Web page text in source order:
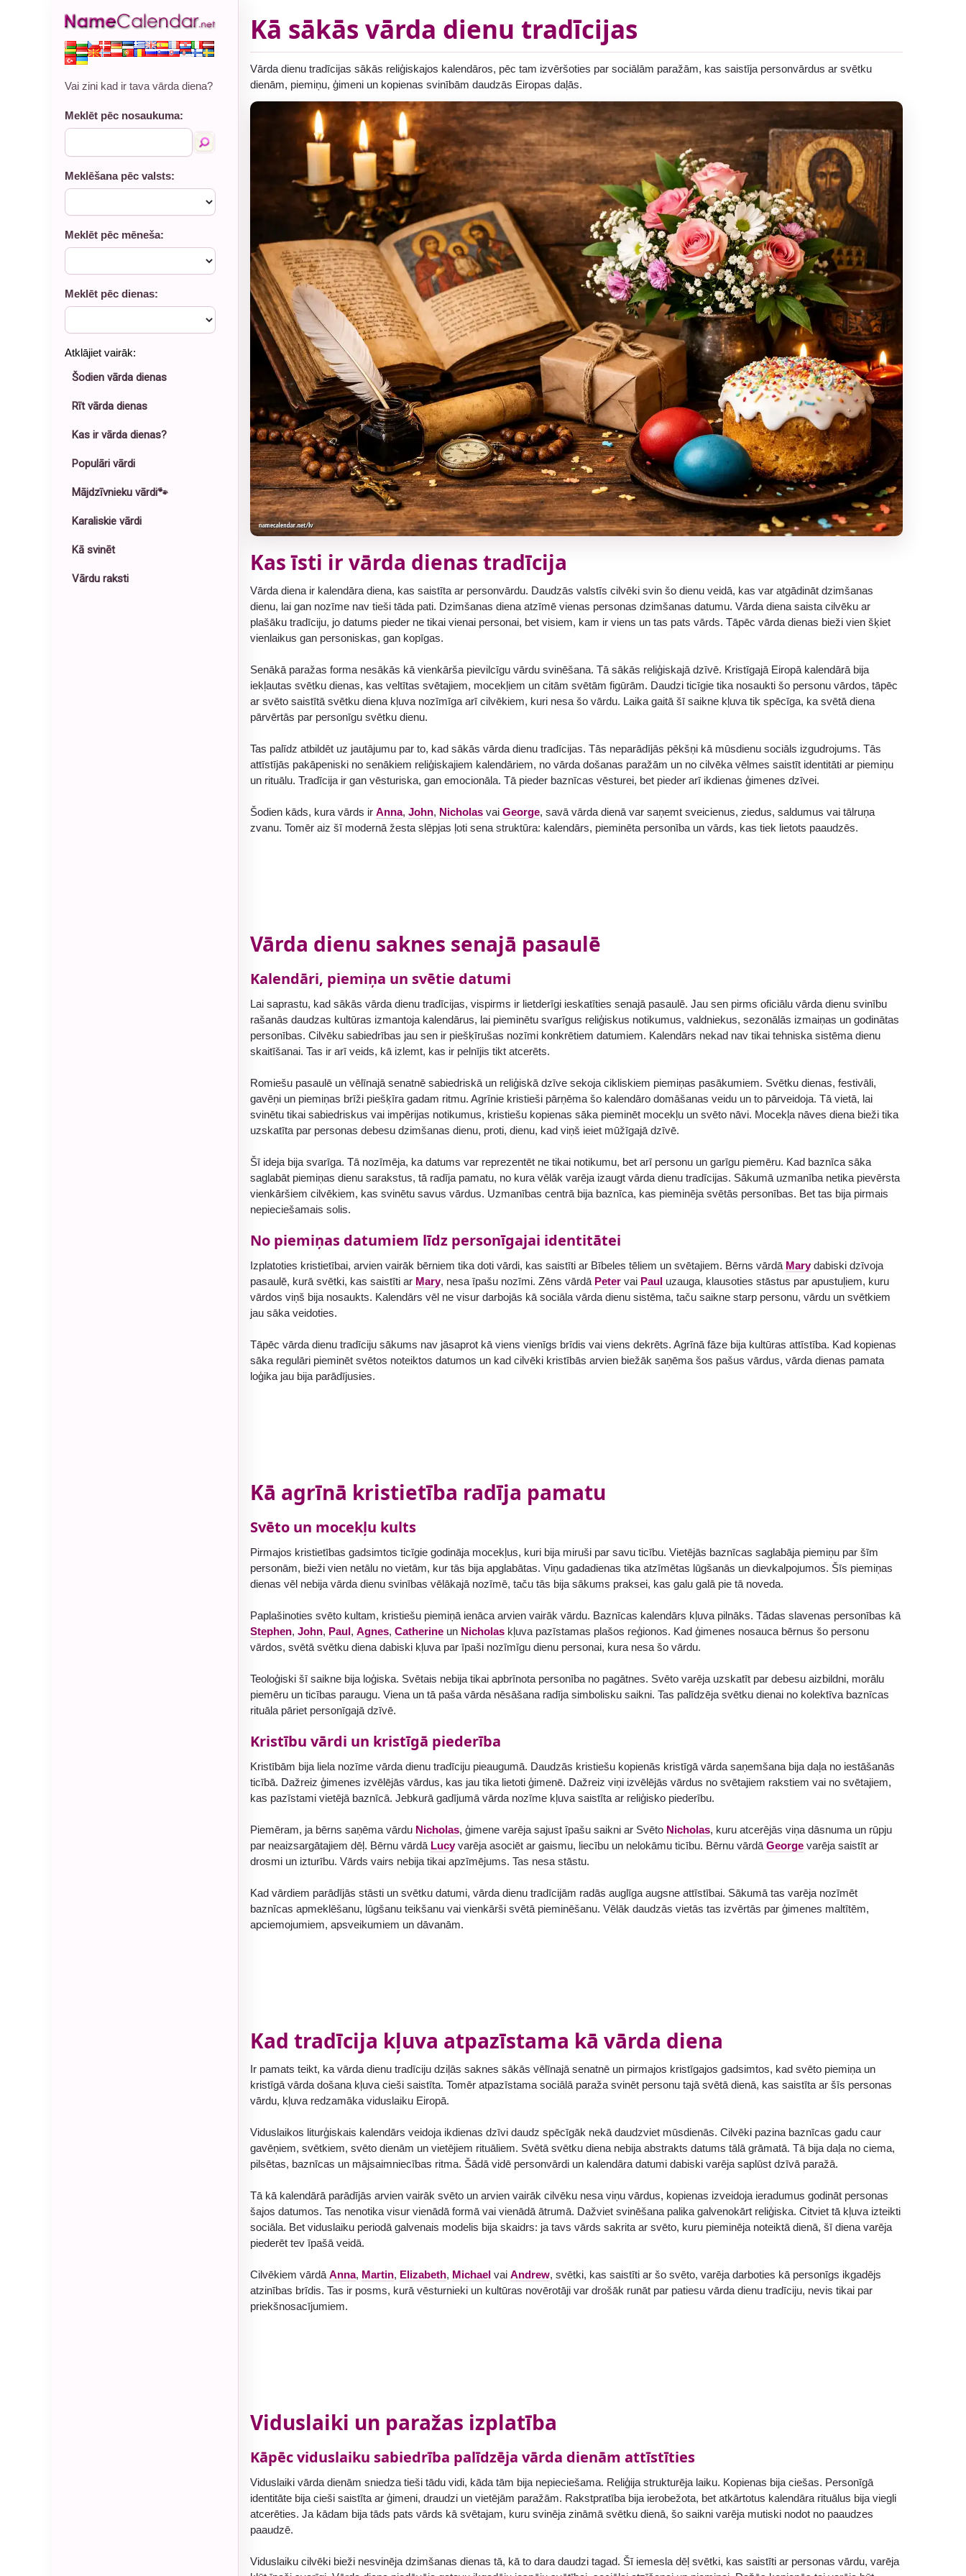
Vai zini kad ir tava vārda diena?
Meklēt pēc nosaukuma:
Meklēšana pēc valsts:
Meklēt pēc mēneša:
Meklēt pēc dienas:
Atklājiet vairāk:
Šodien vārda dienas
Rīt vārda dienas
Kas ir vārda dienas?
Populāri vārdi
Mājdzīvnieku vārdi🐾
Karaliskie vārdi
Kā svinēt
Vārdu raksti
Kā sākās vārda dienu tradīcijas
Vārda dienu tradīcijas sākās reliģiskajos kalendāros, pēc tam izvēršoties par sociālām paražām, kas saistīja personvārdus ar svētku
dienām, piemiņu, ģimeni un kopienas svinībām daudzās Eiropas daļās.
Kas īsti ir vārda dienas tradīcija
Vārda diena ir kalendāra diena, kas saistīta ar personvārdu. Daudzās valstīs cilvēki svin šo dienu veidā, kas var atgādināt dzimšanas
dienu, lai gan nozīme nav tieši tāda pati. Dzimšanas diena atzīmē vienas personas dzimšanas datumu. Vārda diena saista cilvēku ar
plašāku tradīciju, jo datums pieder ne tikai vienai personai, bet visiem, kam ir viens un tas pats vārds. Tāpēc vārda dienas bieži vien šķiet
vienlaikus gan personiskas, gan kopīgas.
Senākā paražas forma nesākās kā vienkārša pievilcīgu vārdu svinēšana. Tā sākās reliģiskajā dzīvē. Kristīgajā Eiropā kalendārā bija
iekļautas svētku dienas, kas veltītas svētajiem, mocekļiem un citām svētām figūrām. Daudzi ticīgie tika nosaukti šo personu vārdos, tāpēc
ar svēto saistītā svētku diena kļuva nozīmīga arī cilvēkiem, kuri nesa šo vārdu. Laika gaitā šī saikne kļuva tik spēcīga, ka svētā diena
pārvērtās par personīgu svētku dienu.
Tas palīdz atbildēt uz jautājumu par to, kad sākās vārda dienu tradīcijas. Tās neparādījās pēkšņi kā mūsdienu sociāls izgudrojums. Tās
attīstījās pakāpeniski no senākiem reliģiskajiem kalendāriem, no vārda došanas paražām un no cilvēka vēlmes saistīt identitāti ar piemiņu
un rituālu. Tradīcija ir gan vēsturiska, gan emocionāla. Tā pieder baznīcas vēsturei, bet pieder arī ikdienas ģimenes dzīvei.
Šodien kāds, kura vārds ir Anna, John, Nicholas vai George, savā vārda dienā var saņemt sveicienus, ziedus, saldumus vai tālruņa
zvanu. Tomēr aiz šī modernā žesta slēpjas ļoti sena struktūra: kalendārs, pieminēta personība un vārds, kas tiek lietots paaudzēs.
Vārda dienu saknes senajā pasaulē
Kalendāri, piemiņa un svētie datumi
Lai saprastu, kad sākās vārda dienu tradīcijas, vispirms ir lietderīgi ieskatīties senajā pasaulē. Jau sen pirms oficiālu vārda dienu svinību
rašanās daudzas kultūras izmantoja kalendārus, lai pieminētu svarīgus reliģiskus notikumus, valdniekus, sezonālās izmaiņas un godinātas
personības. Cilvēku sabiedrības jau sen ir piešķīrušas nozīmi konkrētiem datumiem. Kalendārs nekad nav tikai tehniska sistēma dienu
skaitīšanai. Tas ir arī veids, kā izlemt, kas ir pelnījis tikt atcerēts.
Romiešu pasaulē un vēlīnajā senatnē sabiedriskā un reliģiskā dzīve sekoja cikliskiem piemiņas pasākumiem. Svētku dienas, festivāli,
gavēņi un piemiņas brīži piešķīra gadam ritmu. Agrīnie kristieši pārņēma šo kalendāro domāšanas veidu un to pārveidoja. Tā vietā, lai
svinētu tikai sabiedriskus vai impērijas notikumus, kristiešu kopienas sāka pieminēt mocekļu un svēto nāvi. Mocekļa nāves diena bieži tika
uzskatīta par personas debesu dzimšanas dienu, proti, dienu, kad viņš ieiet mūžīgajā dzīvē.
Šī ideja bija svarīga. Tā nozīmēja, ka datums var reprezentēt ne tikai notikumu, bet arī personu un garīgu piemēru. Kad baznīca sāka
saglabāt piemiņas dienu sarakstus, tā radīja pamatu, no kura vēlāk varēja izaugt vārda dienu tradīcijas. Sākumā uzmanība netika pievērsta
vienkāršiem cilvēkiem, kas svinētu savus vārdus. Uzmanības centrā bija baznīca, kas pieminēja svētās personības. Bet tas bija pirmais
nepieciešamais solis.
No piemiņas datumiem līdz personīgajai identitātei
Izplatoties kristietībai, arvien vairāk bērniem tika doti vārdi, kas saistīti ar Bībeles tēliem un svētajiem. Bērns vārdā Marydabiski dzīvoja
pasaulē, kurā svētki, kas saistīti ar Mary, nesa īpašu nozīmi. Zēns vārdā Peter vai Paul uzauga, klausoties stāstus par apustuļiem, kuru
vārdos viņš bija nosaukts. Kalendārs vēl ne visur darbojās kā sociāla vārda dienu sistēma, taču saikne starp personu, vārdu un svētkiem
jau sāka veidoties.
Tāpēc vārda dienu tradīciju sākums nav jāsaprot kā viens vienīgs brīdis vai viens dekrēts. Agrīnā fāze bija kultūras attīstība. Kad kopienas
sāka regulāri pieminēt svētos noteiktos datumos un kad cilvēki kristībās arvien biežāk saņēma šos pašus vārdus, vārda dienas pamata
loģika jau bija parādījusies.
Kā agrīnā kristietība radīja pamatu
Svēto un mocekļu kults
Pirmajos kristietības gadsimtos ticīgie godināja mocekļus, kuri bija miruši par savu ticību. Vietējās baznīcas saglabāja piemiņu par šīm
personām, bieži vien netālu no vietām, kur tās bija apglabātas. Viņu gadadienas tika atzīmētas lūgšanās un dievkalpojumos. Šīs piemiņas
dienas vēl nebija vārda dienu svinības vēlākajā nozīmē, taču tās bija sākums praksei, kas galu galā pie tā noveda.
Paplašinoties svēto kultam, kristiešu piemiņā ienāca arvien vairāk vārdu. Baznīcas kalendārs kļuva pilnāks. Tādas slavenas personības kā
Stephen, John, Paul , Agnes, Catherine un Nicholas kļuva pazīstamas plašos reģionos. Kad ģimenes nosauca bērnus šo personu
vārdos, svētā svētku diena dabiski kļuva par īpaši nozīmīgu dienu personai, kura nesa šo vārdu.
Teoloģiski šī saikne bija loģiska. Svētais nebija tikai apbrīnota personība no pagātnes. Svēto varēja uzskatīt par debesu aizbildni, morālu
piemēru un ticības paraugu. Viena un tā paša vārda nēsāšana radīja simbolisku saikni. Tas palīdzēja svētku dienai no kolektīva baznīcas
rituāla pāriet personīgajā dzīvē.
Kristību vārdi un kristīgā piederība
Kristībām bija liela nozīme vārda dienu tradīciju pieaugumā. Daudzās kristiešu kopienās kristīgā vārda saņemšana bija daļa no iestāšanās
ticībā. Dažreiz ģimenes izvēlējās vārdus, kas jau tika lietoti ģimenē. Dažreiz viņi izvēlējās vārdus no svētajiem rakstiem vai no svētajiem,
kas pazīstami vietējā baznīcā. Jebkurā gadījumā vārda nozīme kļuva saistīta ar reliģisko piederību.
Piemēram, ja bērns saņēma vārdu Nicholas, ģimene varēja sajust īpašu saikni ar Svēto Nicholas, kuru atcerējās viņa dāsnuma un rūpju
par neaizsargātajiem dēļ. Bērnu vārdā Lucyvarēja asociēt ar gaismu, liecību un nelokāmu ticību. Bērnu vārdāGeorge varēja saistīt ar
drosmi un izturību. Vārds vairs nebija tikai apzīmējums. Tas nesa stāstu.
Kad vārdiem parādījās stāsti un svētku datumi, vārda dienu tradīcijām radās auglīga augsne attīstībai. Sākumā tas varēja nozīmēt
baznīcas apmeklēšanu, lūgšanu teikšanu vai vienkārši svētā pieminēšanu. Vēlāk daudzās vietās tas izvērtās par ģimenes maltītēm,
apciemojumiem, apsveikumiem un dāvanām.
Kad tradīcija kļuva atpazīstama kā vārda diena
Ir pamats teikt, ka vārda dienu tradīciju dziļās saknes sākās vēlīnajā senatnē un pirmajos kristīgajos gadsimtos, kad svēto piemiņa un
kristīgā vārda došana kļuva cieši saistīta. Tomēr atpazīstama sociālā paraža svinēt personu tajā svētā dienā, kas saistīta ar šīs personas
vārdu, kļuva redzamāka viduslaiku Eiropā.
Viduslaikos liturģiskais kalendārs veidoja ikdienas dzīvi daudz spēcīgāk nekā daudzviet mūsdienās. Cilvēki pazina baznīcas gadu caur
gavēņiem, svētkiem, svēto dienām un vietējiem rituāliem. Svētā svētku diena nebija abstrakts datums tālā grāmatā. Tā bija daļa no ciema,
pilsētas, baznīcas un mājsaimniecības ritma. Šādā vidē personvārdi un kalendāra datumi dabiski varēja saplūst dzīvā paražā.
Tā kā kalendārā parādījās arvien vairāk svēto un arvien vairāk cilvēku nesa viņu vārdus, kopienas izveidoja ieradumus godināt personas
šajos datumos. Tas nenotika visur vienādā formā vai vienādā ātrumā. Dažviet svinēšana palika galvenokārt reliģiska. Citviet tā kļuva izteikti
sociāla. Bet viduslaiku periodā galvenais modelis bija skaidrs: ja tavs vārds sakrita ar svēto, kuru pieminēja noteiktā dienā, šī diena varēja
piederēt tev īpašā veidā.
Cilvēkiem vārdāAnna, Martin, Elizabeth, Michael vai Andrew, svētki, kas saistīti ar šo svēto, varēja darboties kā personīgs ikgadējs
atzinības brīdis. Tas ir posms, kurā vēsturnieki un kultūras novērotāji var drošāk runāt par patiesu vārda dienu tradīciju, nevis tikai par
priekšnosacījumiem.
Viduslaiki un paražas izplatība
Kāpēc viduslaiku sabiedrība palīdzēja vārda dienām attīstīties
Viduslaiki vārda dienām sniedza tieši tādu vidi, kāda tām bija nepieciešama. Reliģija strukturēja laiku. Kopienas bija ciešas. Personīgā
identitāte bija cieši saistīta ar ģimeni, draudzi un vietējām paražām. Rakstpratība bija ierobežota, bet atkārtotus kalendāra rituālus bija viegli
atcerēties. Ja kādam bija tāds pats vārds kā svētajam, kuru svinēja zināmā svētku dienā, šo saikni varēja mutiski nodot no paaudzes
paaudzē.
Viduslaiku cilvēki bieži nesvinēja dzimšanas dienas tā, kā to dara daudzi tagad. Šī iemesla dēļ svētki, kas saistīti ar personas vārdu, varēja